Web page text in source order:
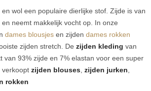
wol een populaire dierlijke stof. Zijde is van
neemt makkelijk vocht op. In onze
dames blousjes en zijden dames rokken
zijden stretch. De zijden kleding van
van 93% zijde en 7% elastan voor een super
verkoopt zijden blouses, zijden jurken,
rokken